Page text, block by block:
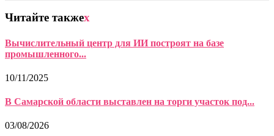
Читайте такжеx
Вычислительный центр для ИИ построят на базе
промышленного...
10/11/2025
В Самарской области выставлен на торги участок под...
03/08/2026